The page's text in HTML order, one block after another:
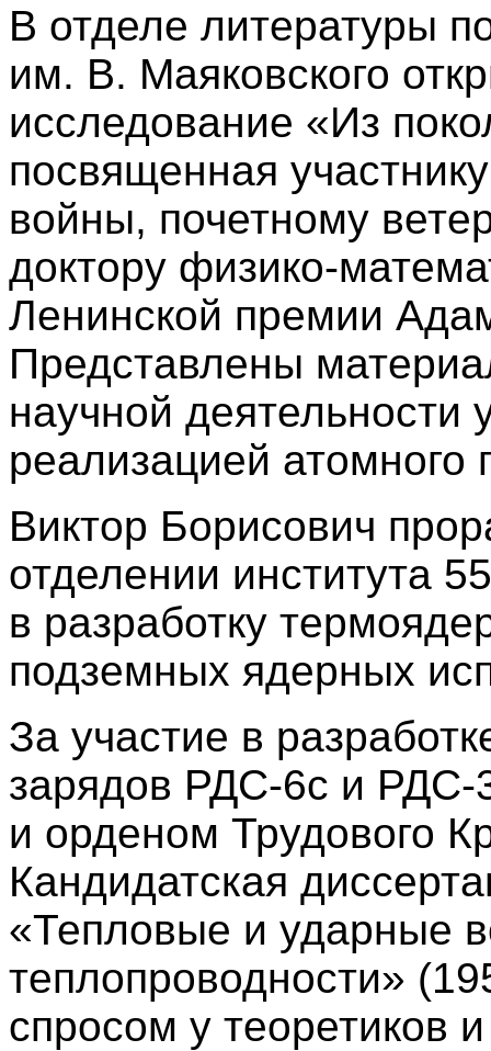
В отделе литературы
им. В. Маяковского
исследование «Из
посвященная
войны, почетному
доктору физико-
Ленинской премии
Представлены
научной деятельности
реализацией
Виктор Борисович
отделении института
в разработку
подземных ядерных
За участие в
зарядов РДС-6с и
и орденом Трудового
Кандидатская
«Тепловые и ударные
теплопроводности»
спросом у теоретиков